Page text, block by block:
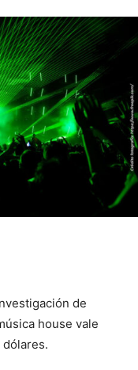
de
house vale